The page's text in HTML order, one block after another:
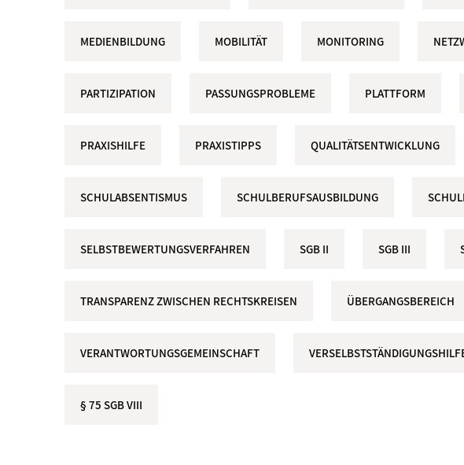
MEDIENBILDUNG MOBILITÄT MONITORING
PARTIZIPATION PASSUNGSPROBLEME PLATTFORM
PRAXISHILFE PRAXISTIPPS QUALITÄTSENTWICKLUNG
SCHULABSENTISMUS SCHULBERUFSAUSBILDUNG
SELBSTBEWERTUNGSVERFAHREN SGB II SGB III
TRANSPARENZ ZWISCHEN RECHTSKREISEN ÜBERGANGSBEREICH
VERANTWORTUNGSGEMEINSCHAFT
§ 75 SGB VIII